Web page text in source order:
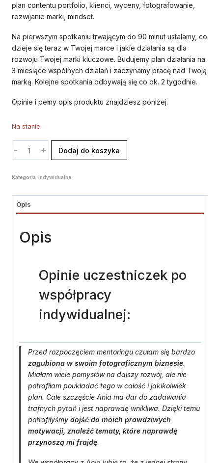
plan contentu portfolio, klienci, wyceny, fotografowanie,
rozwijanie marki, mindset.
Na pierwszym spotkaniu trwającym do 90 minut ustalamy, co
dzieje się teraz w Twojej marce i jakie działania są dla
rozwoju Twojej marki kluczowe. Budujemy plan działania na
3 miesiące wspólnych działań i zaczynamy pracę nad Twoją
marką. Kolejne spotkania odbywają się co ok. 2 tygodnie.
Opinie i pełny opis produktu znajdziesz poniżej.
Na stanie
ilość
Mentoring
–
miesiące
z
biznesem
miesięczna
Dodaj do koszyka
Kategoria: Indywidualne
Opis
Opis
Opinie uczestniczek po
współpracy
indywidualnej:
Przed rozpoczęciem mentoringu czułam się bardzo
zagubiona w swoim fotograficznym biznesie.
Miałam wiele pomysłów na dalszy rozwój, ale nie
potrafiłam poukładać tego w całość i jakikolwiek
plan. Całe szczęście Ania ma dar do zadawania
trafnych pytań i jest naprawdę wnikliwa. Dzięki temu
potrafiłyśmy dojść do moich prawdziwych
motywacji, znaleźć tematy, które naprawdę
przynoszą mi frajdę.